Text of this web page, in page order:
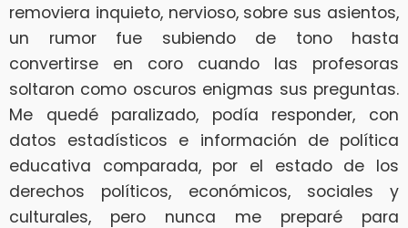
removiera inquieto, nervioso, sobre sus asientos,
un rumor fue subiendo de tono hasta
convertirse en coro cuando las profesoras
soltaron como oscuros enigmas sus preguntas.
Me quedé paralizado, podía responder, con
datos estadísticos e información de política
educativa comparada, por el estado de los
derechos políticos, económicos, sociales y
culturales, pero nunca me preparé para